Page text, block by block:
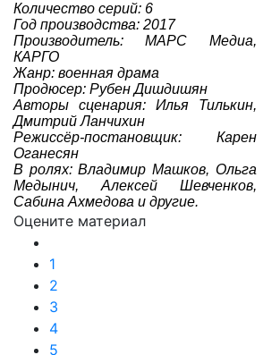
Количество серий: 6
Год производства: 2017
Производитель: МАРС Медиа,
КАРГО
Жанр: военная драма
Продюсер: Рубен Дишдишян
Авторы сценария: Илья Тилькин,
Дмитрий Ланчихин
Режиссёр-постановщик: Карен
Оганесян
В ролях: Владимир Машков, Ольга
Медынич, Алексей Шевченков,
Сабина Ахмедова и другие.
Оцените материал
1
2
3
4
5